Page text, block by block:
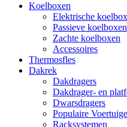
Koelboxen
Elektrische
Passieve koelboxen
Zachte koelboxen
Accessoires
Thermosfles
Dakrek
Dakdragers
Dakdrager- en
Dwarsdragers
Populaire
Racksystemen